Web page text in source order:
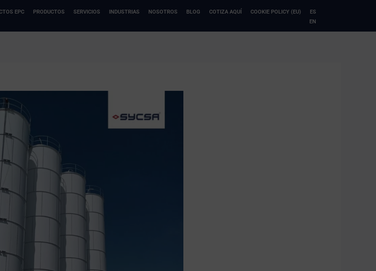
EPC PRODUCTOS SERVICIOS INDUSTRIAS NOSOTROS BLOG COTIZA AQUÍ COOKIE POLICY (EU)
ES
EN